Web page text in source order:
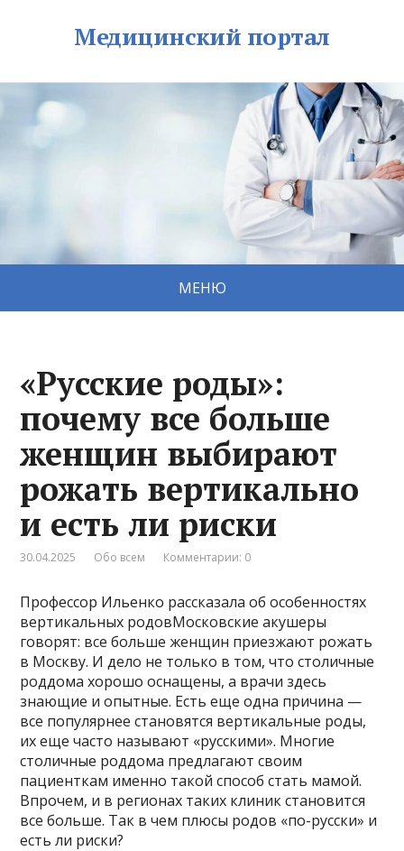
Медицинский портал
МЕНЮ
«Русские роды»:
почему все больше
женщин выбирают
рожать вертикально
и есть ли риски
30.04.2025 Обо всем Комментарии: 0
Профессор Ильенко рассказала об особенностях
вертикальных родовМосковские акушеры
говорят: все больше женщин приезжают рожать
в Москву. И дело не только в том, что столичные
роддома хорошо оснащены, а врачи здесь
знающие и опытные. Есть еще одна причина —
все популярнее становятся вертикальные роды,
их еще часто называют «русскими». Многие
столичные роддома предлагают своим
пациенткам именно такой способ стать мамой.
Впрочем, и в регионах таких клиник становится
все больше. Так в чем плюсы родов «по-русски» и
есть ли риски?